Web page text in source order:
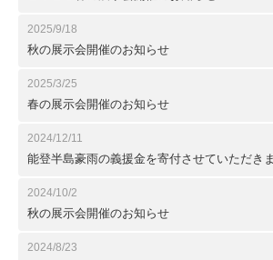
2025/9/18
秋の展示会開催のお知らせ
2025/3/25
春の展示会開催のお知らせ
2024/12/11
能登半島豪雨の義援金を寄付させていただき
2024/10/2
秋の展示会開催のお知らせ
2024/8/23